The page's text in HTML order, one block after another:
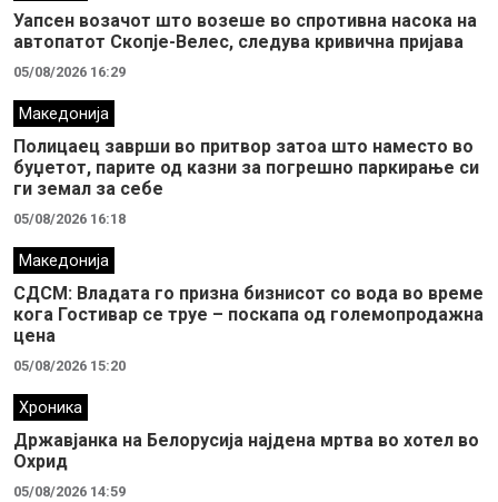
Уапсен возачот што возеше во спротивна насока на
автопатот Скопје-Велес, следува кривична пријава
05/08/2026 16:29
Македонија
Полицаец заврши во притвор затоа што наместо во
буџетот, парите од казни за погрешно паркирање си
ги земал за себе
05/08/2026 16:18
Македонија
СДСМ: Владата го призна бизнисот со вода во време
кога Гостивар се труе – поскапа од големопродажна
цена
05/08/2026 15:20
Хроника
Државјанка на Белорусија најдена мртва во хотел во
Охрид
05/08/2026 14:59